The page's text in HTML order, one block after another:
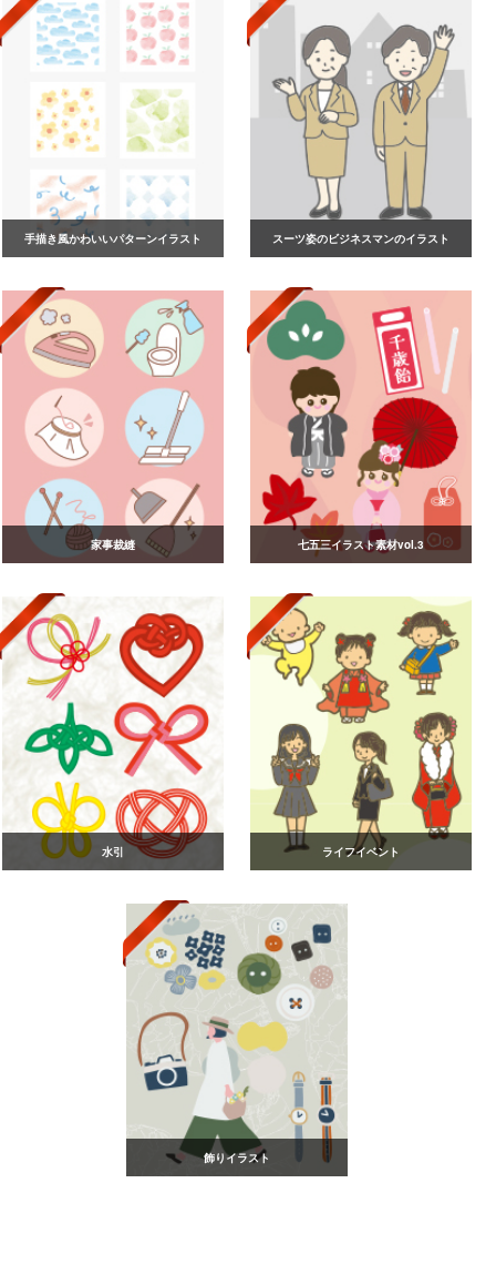
手描き風かわいいパターンイラスト スーツ姿のビジネスマンのイラスト
家事裁縫 七五三イラスト素材vol.3
水引 ライフイベント
飾りイラスト